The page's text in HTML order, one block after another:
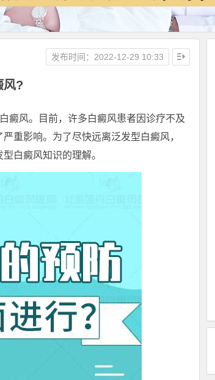
风?
发布时间：2022-12-29 10:33
风。目前，许多白癜风患者因诊疗不及
重影响。为了尽快远离泛发型白癜风，
白癜风知识的理解。